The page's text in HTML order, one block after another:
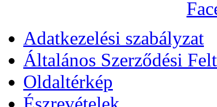
Adatkezelési szabályzat
Általános Szerződési
Oldaltérkép